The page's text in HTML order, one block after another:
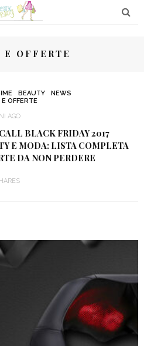
OFFERTE
BEAUTY
NEWS
OFFERTE
AGO
BLACK FRIDAY 2017
E MODA: LISTA COMPLETA
DA NON PERDERE